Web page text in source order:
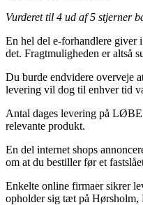
Vurderet til 4 ud af 5 stjerner
En hel del e-forhandlere giver
det. Fragtmuligheden er
Du burde endvidere overveje
levering vil dog til enhver tid
Antal dages levering på LØBE
relevante produkt.
En del internet shops
om at du bestiller før et
Enkelte online firmaer sikrer
opholder sig tæt på Hørsholm,